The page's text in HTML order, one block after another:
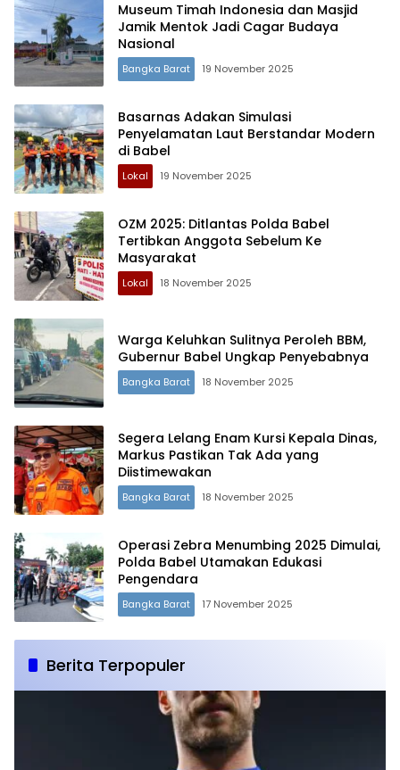
Museum Timah Indonesia dan Masjid
Jamik Mentok Jadi Cagar Budaya
Nasional
Bangka Barat 19 November 2025
Basarnas Adakan Simulasi
Penyelamatan Laut Berstandar Modern
di Babel
Lokal 19 November 2025
OZM 2025: Ditlantas Polda Babel
Tertibkan Anggota Sebelum Ke
Masyarakat
Lokal 18 November 2025
Warga Keluhkan Sulitnya Peroleh BBM,
Gubernur Babel Ungkap Penyebabnya
Bangka Barat 18 November 2025
Segera Lelang Enam Kursi Kepala Dinas,
Markus Pastikan Tak Ada yang
Diistimewakan
Bangka Barat 18 November 2025
Operasi Zebra Menumbing 2025 Dimulai,
Polda Babel Utamakan Edukasi
Pengendara
Bangka Barat 17 November 2025
Berita Terpopuler